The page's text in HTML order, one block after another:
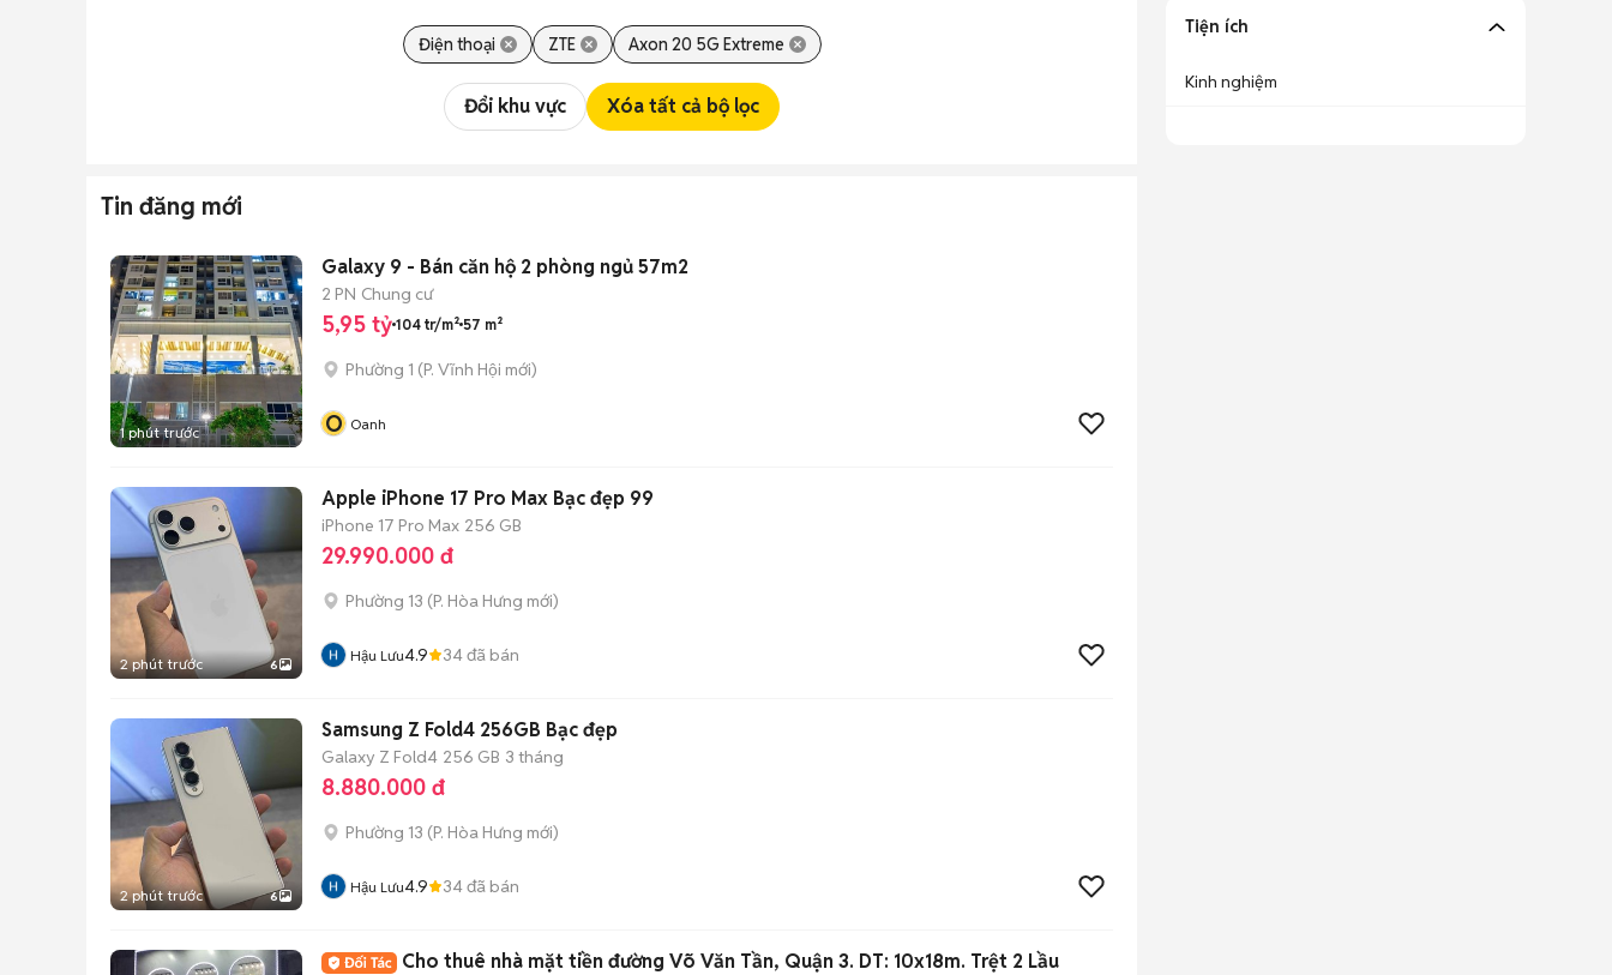
Điện thoại ZTE Axon 20 5G Extreme
Đổi khu vực Xóa tất cả bộ lọc
Tin đăng mới
1 phút trước
Galaxy 9 - Bán căn hộ 2 phòng ngủ 57m2
2 PN Chung cư
5,95 tỷ 104 tr/m² 57 m²
Phường 1 (P. Vĩnh Hội mới)
O Oanh
2 phút trước 6
Apple iPhone 17 Pro Max Bạc đẹp 99
iPhone 17 Pro Max 256 GB
29.990.000 đ
Phường 13 (P. Hòa Hưng mới)
Hậu Lưu4.9 34đã bán
2 phút trước 6
Samsung Z Fold4 256GB Bạc đẹp
Galaxy Z Fold4 256 GB 3 tháng
8.880.000 đ
Phường 13 (P. Hòa Hưng mới)
Hậu Lưu4.9 34đã bán
Cho thuê nhà mặt tiền đường Võ Văn Tần, Quận 3. DT: 10x18m. Trệt 2 Lầu
Tiện ích
Kinh nghiệm